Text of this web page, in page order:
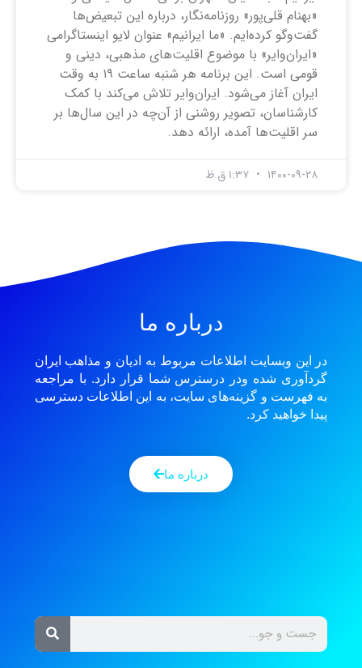
«بهنام قلی‌پور» روزنامه‌نگار، درباره این تبعیض‌ها
گفت‌وگو کرده‌ایم. «ما ایرانیم» عنوان لایو اینستاگرامی
«ایران‌وایر» با موضوع اقلیت‌های مذهبی، دینی و
قومی است. این برنامه هر شنبه ساعت ۱۹ به وقت
ایران آغاز می‌شود. ایران‌وایر تلاش می‌کند با کمک
کارشناسان، تصویر روشنی از آن‌چه در این سال‌ها بر
سر اقلیت‌ها آمده، ارائه دهد.
۱۴۰۰-۰۹-۲۸
درباره ما
در این وبسایت اطلاعات مربوط به ادیان و مذاهب ایران
گردآوری شده ودر درسترس شما قرار دارد. با مراجعه
به فهرست و گزینه‌های سایت، به این اطلاعات دسترسی
پیدا خواهید کرد.
درباره ما